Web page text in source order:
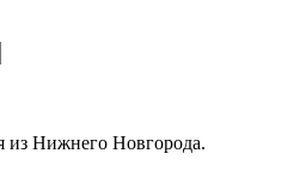
из Нижнего Новгорода.